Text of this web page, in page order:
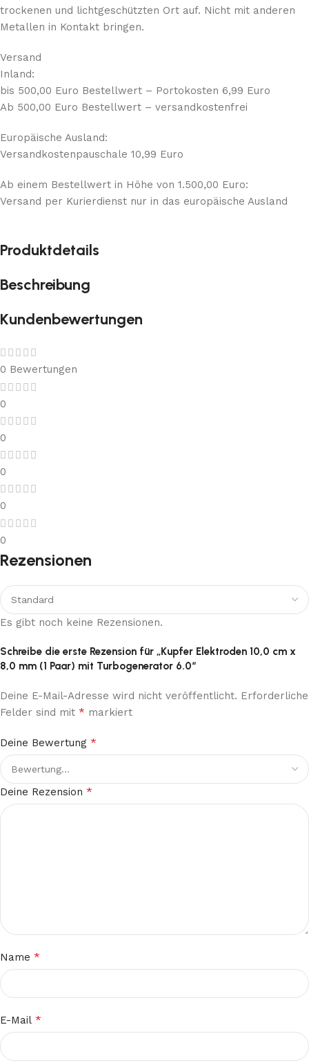
trockenen und lichtgeschützten Ort auf. Nicht mit anderen
Metallen in Kontakt bringen.
Versand
Inland:
bis 500,00 Euro Bestellwert – Portokosten 6,99 Euro
Ab 500,00 Euro Bestellwert – versandkostenfrei
Europäische Ausland:
Versandkostenpauschale 10,99 Euro
Ab einem Bestellwert in Höhe von 1.500,00 Euro:
Versand per Kurierdienst nur in das europäische Ausland
Produktdetails
Beschreibung
Kundenbewertungen
0 Bewertungen
0
0
0
0
0
Rezensionen
Es gibt noch keine Rezensionen.
Schreibe die erste Rezension für „Kupfer Elektroden 10,0 cm x
8,0 mm (1 Paar) mit Turbogenerator 6.0“
Deine E-Mail-Adresse wird nicht veröffentlicht. Erforderliche
Felder sind mit * markiert
Deine Bewertung *
Deine Rezension *
Name *
E-Mail *